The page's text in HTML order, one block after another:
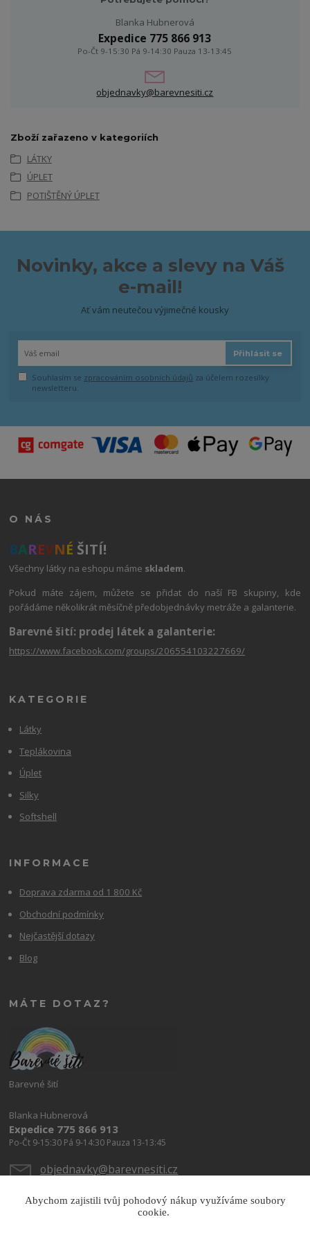
Blanka Hubnerová
Expedice 775 866 913
Po-Čt 9-15:30 Pá 9-14:30 Pauza 13-13:45
objednavky@barevnesiti.cz
Zboží zařazeno v kategoriích
LÁTKY
ÚPLET
POTIŠTĚNÝ ÚPLET
Novinky, akce a slevy na Váš
e-mail!
Ať vám neutečou výjimečné kousky
Přihlásit se
Souhlasím se zpracováním osobních údajů za účelem rozesílky
newsletteru.
O NÁS
BAREVNÉ ŠITÍ!
Všechny látky na eshopu máme skladem.
Pokud máte zájem, můžete se přidat do naší FB skupiny, kde
pořádáme několikrát měsíčně předobjednávky metráže a galanterie.
Barevné šití: prodej látek a galanterie:
https://www.facebook.com/groups/206554103227669/
KATEGORIE
Látky
Teplákovina
Úplet
Silky
Softshell
INFORMACE
Doprava zdarma od 1 800 Kč
Obchodní podmínky
Nejčastější dotazy
Blog
MÁTE DOTAZ?
Barevné šití
Blanka Hubnerová
Expedice 775 866 913
Po-Čt 9-15:30 Pá 9-14:30 Pauza 13-13:45
objednavky@barevnesiti.cz
Abychom zajistili tvůj pohodový nákup využíváme soubory
cookie.